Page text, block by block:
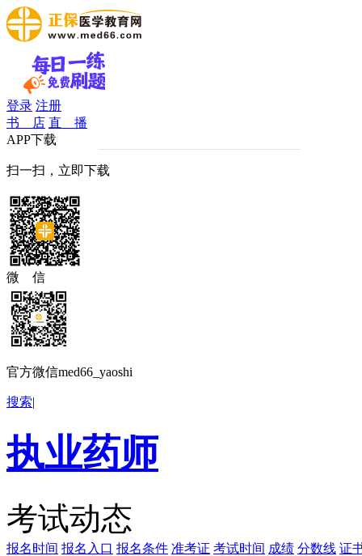
登录 注册
书 店 直 播
APP下载
扫一扫，立即下载
微 信
官方微信med66_yaoshi
搜索|
执业药师
考试动态
报名时间 报名入口 报名条件 准考证 考试时间 成绩 分数线 证